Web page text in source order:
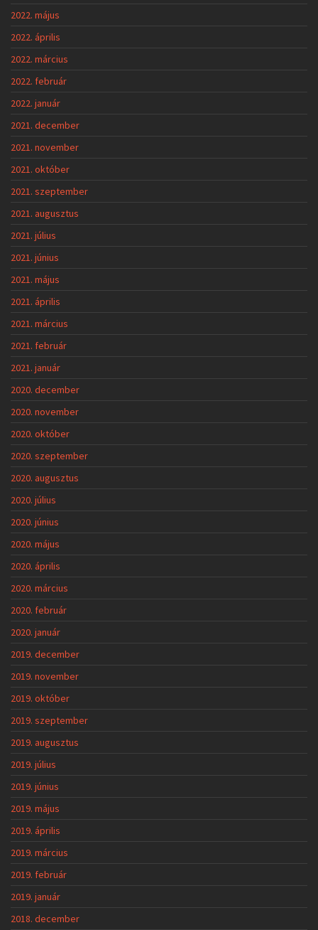
2022. május
2022. április
2022. március
2022. február
2022. január
2021. december
2021. november
2021. október
2021. szeptember
2021. augusztus
2021. július
2021. június
2021. május
2021. április
2021. március
2021. február
2021. január
2020. december
2020. november
2020. október
2020. szeptember
2020. augusztus
2020. július
2020. június
2020. május
2020. április
2020. március
2020. február
2020. január
2019. december
2019. november
2019. október
2019. szeptember
2019. augusztus
2019. július
2019. június
2019. május
2019. április
2019. március
2019. február
2019. január
2018. december